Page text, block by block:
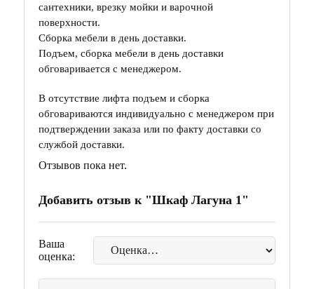
сантехники, врезку мойки и варочной
поверхности.
Сборка мебели в день доставки.
Подъем, сборка мебели в день доставки
обговаривается с менеджером.
В отсутствие лифта подъем и сборка
обговариваются индивидуально с менеджером при
подтверждении заказа или по факту доставки со
службой доставки.
Отзывов пока нет.
Добавить отзыв к "Шкаф Лагуна 1"
Ваша
оценка: